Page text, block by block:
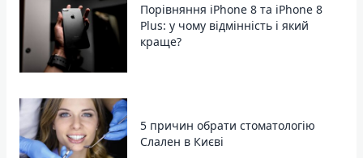
Порівняння iPhone 8 та iPhone 8
Plus: у чому відмінність і який
краще?
5 причин обрати стоматологію
Слален в Києві